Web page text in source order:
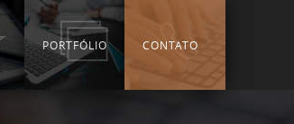
PORTFÓLIO CONTATO